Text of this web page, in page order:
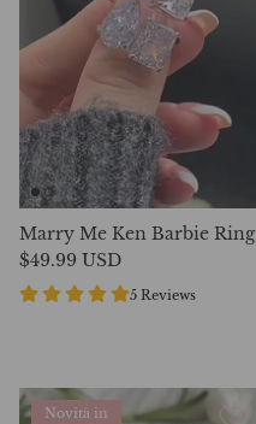
Marry Me Ken Barbie Ring
$49.99 USD
5 Reviews
Novità in